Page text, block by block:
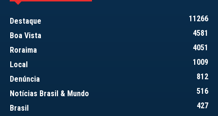
Destaque
11266
Boa Vista
4581
Roraima
4051
Local
1009
Denúncia
812
Notícias Brasil & Mundo
516
Brasil
427